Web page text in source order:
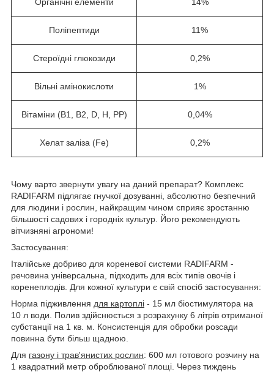
Поліпептиди 11%
Стероїдні глюкозиди 0,2%
Вільні амінокислоти 1%
Вітаміни (В1, В2, D, Н, РР) 0,04%
Хелат заліза (Fe) 0,2%
Чому варто звернути увагу на даний препарат? Комплекс
RADIFARM підлягає гнучкої дозуванні, абсолютно безпечний
для людини і рослин, найкращим чином сприяє зростанню
більшості садових і городніх культур. Його рекомендують
вітчизняні агрономи!
Застосування:
Італійське добриво для кореневої системи RADIFARM -
речовина універсальна, підходить для всіх типів овочів і
коренеплодів. Для кожної культури є свій спосіб застосування:
Норма підживлення для картоплі - 15 мл біостимулятора на
10 л води. Полив здійснюється з розрахунку 6 літрів отриманої
субстанції на 1 кв. м. Консистенція для обробки розсади
повинна бути більш щадною.
Для газону і трав'янистих рослин: 600 мл готового розчину на
1 квадратний метр оброблюваної площі. Через тиждень